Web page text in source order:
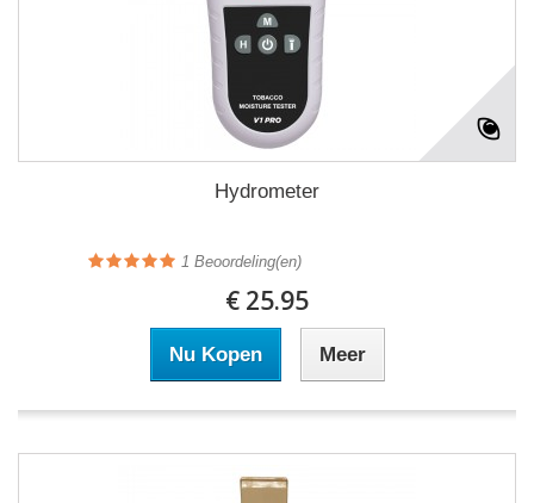
Hydrometer
1 Beoordeling(en)
€ 25.95
Nu Kopen Meer